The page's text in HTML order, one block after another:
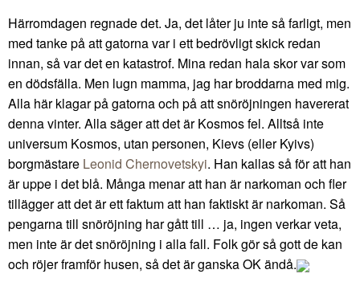
Härromdagen regnade det. Ja, det låter ju inte så farligt, men
med tanke på att gatorna var i ett bedrövligt skick redan
innan, så var det en katastrof. Mina redan hala skor var som
en dödsfälla. Men lugn mamma, jag har broddarna med mig.
Alla här klagar på gatorna och på att snöröjningen havererat
denna vinter. Alla säger att det är Kosmos fel. Alltså inte
universum Kosmos, utan personen, Kievs (eller Kyivs)
borgmästare Leonid Chernovetskyi. Han kallas så för att han
är uppe i det blå. Många menar att han är narkoman och fler
tillägger att det är ett faktum att han faktiskt är narkoman. Så
pengarna till snöröjning har gått till … ja, ingen verkar veta,
men inte är det snöröjning i alla fall. Folk gör så gott de kan
och röjer framför husen, så det är ganska OK ändå.